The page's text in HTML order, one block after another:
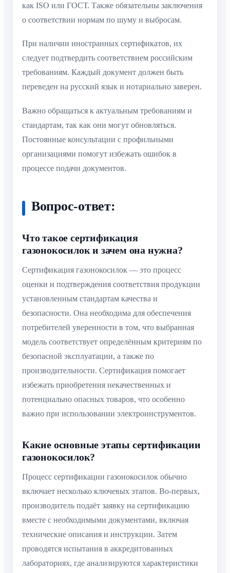
как ISO или ГОСТ. Также обязательны заключения
о соответствии нормам по шуму и выбросам.
При наличии иностранных сертификатов, их
следует подтвердить соответствием российским
требованиям. Каждый документ должен быть
переведен на русский язык и нотариально заверен.
Важно обращаться к актуальным требованиям и
стандартам, так как они могут обновляться.
Постоянные консультации с профильными
организациями помогут избежать ошибок в
процессе подачи документов.
Вопрос-ответ:
Что такое сертификация
газонокосилок и зачем она нужна?
Сертификация газонокосилок — это процесс
оценки и подтверждения соответствия продукции
установленным стандартам качества и
безопасности. Она необходима для обеспечения
потребителей уверенности в том, что выбранная
модель соответствует определённым критериям по
безопасной эксплуатации, а также по
производительности. Сертификация помогает
избежать приобретения некачественных и
потенциально опасных товаров, что особенно
важно при использовании электроинструментов.
Какие основные этапы сертификации
газонокосилок?
Процесс сертификации газонокосилок обычно
включает несколько ключевых этапов. Во-первых,
производитель подаёт заявку на сертификацию
вместе с необходимыми документами, включая
технические описания и инструкции. Затем
проводятся испытания в аккредитованных
лабораториях, где анализируются характеристики